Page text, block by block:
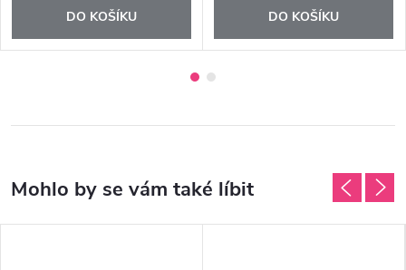
DO KOŠÍKU DO KOŠÍKU